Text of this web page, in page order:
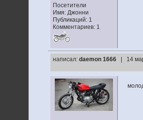
Посетители
Имя: Джонни
Публикаций: 1
Комментариев: 1
написал: daemon 1666 | 14